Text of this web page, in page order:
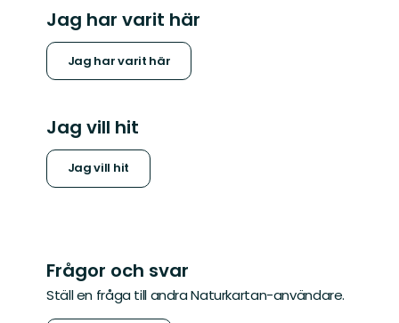
Jag har varit här
Jag har varit här
Jag vill hit
Jag vill hit
Frågor och svar
Ställ en fråga till andra Naturkartan-användare.